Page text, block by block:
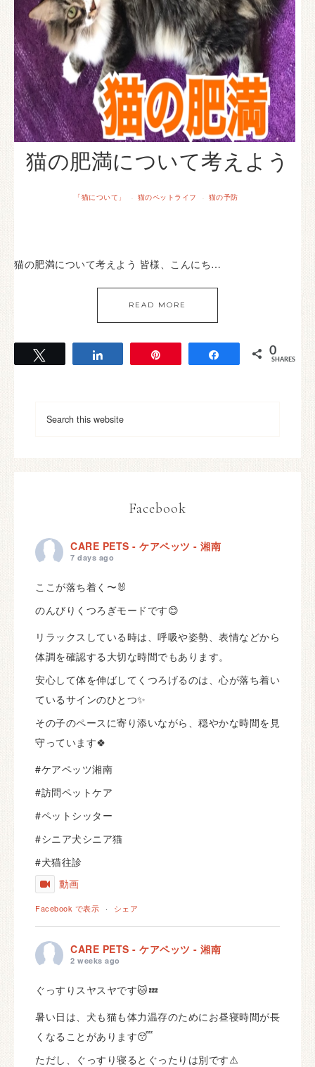
猫の肥満について考えよう
「猫について」 · 猫のペットライフ · 猫の予防
猫の肥満について考えよう 皆様、こんにち…
READ MORE
Share 0
SHARES
Facebook
CARE PETS - ケアペッツ - 湘南
7 days ago
ここが落ち着く〜🐰
のんびりくつろぎモードです😊
リラックスしている時は、呼吸や姿勢、表情などから
体調を確認する大切な時間でもあります。
安心して体を伸ばしてくつろげるのは、心が落ち着い
ているサインのひとつ✨
その子のペースに寄り添いながら、穏やかな時間を見
守っています🍀
#ケアペッツ湘南
#訪問ペットケア
#ペットシッター
#シニア犬シニア猫
#犬猫往診
動画
Facebook で表示 · シェア
CARE PETS - ケアペッツ - 湘南
2 weeks ago
ぐっすりスヤスヤです🐱💤
暑い日は、犬も猫も体力温存のためにお昼寝時間が長
くなることがあります😴
ただし、ぐっすり寝るとぐったりは別です⚠️